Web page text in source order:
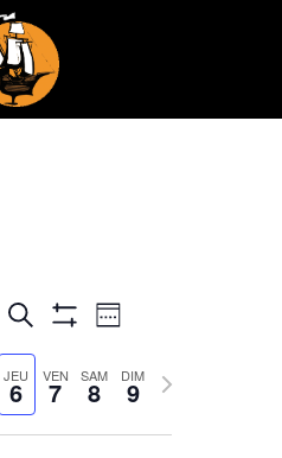
RECHERCHE
ET
NAVIGATION
DE
Recherche
NAVIGATION
ÉVÈNEMENT
Week
JEU
6 VEN
7 SAM
8 DIM
9
Next